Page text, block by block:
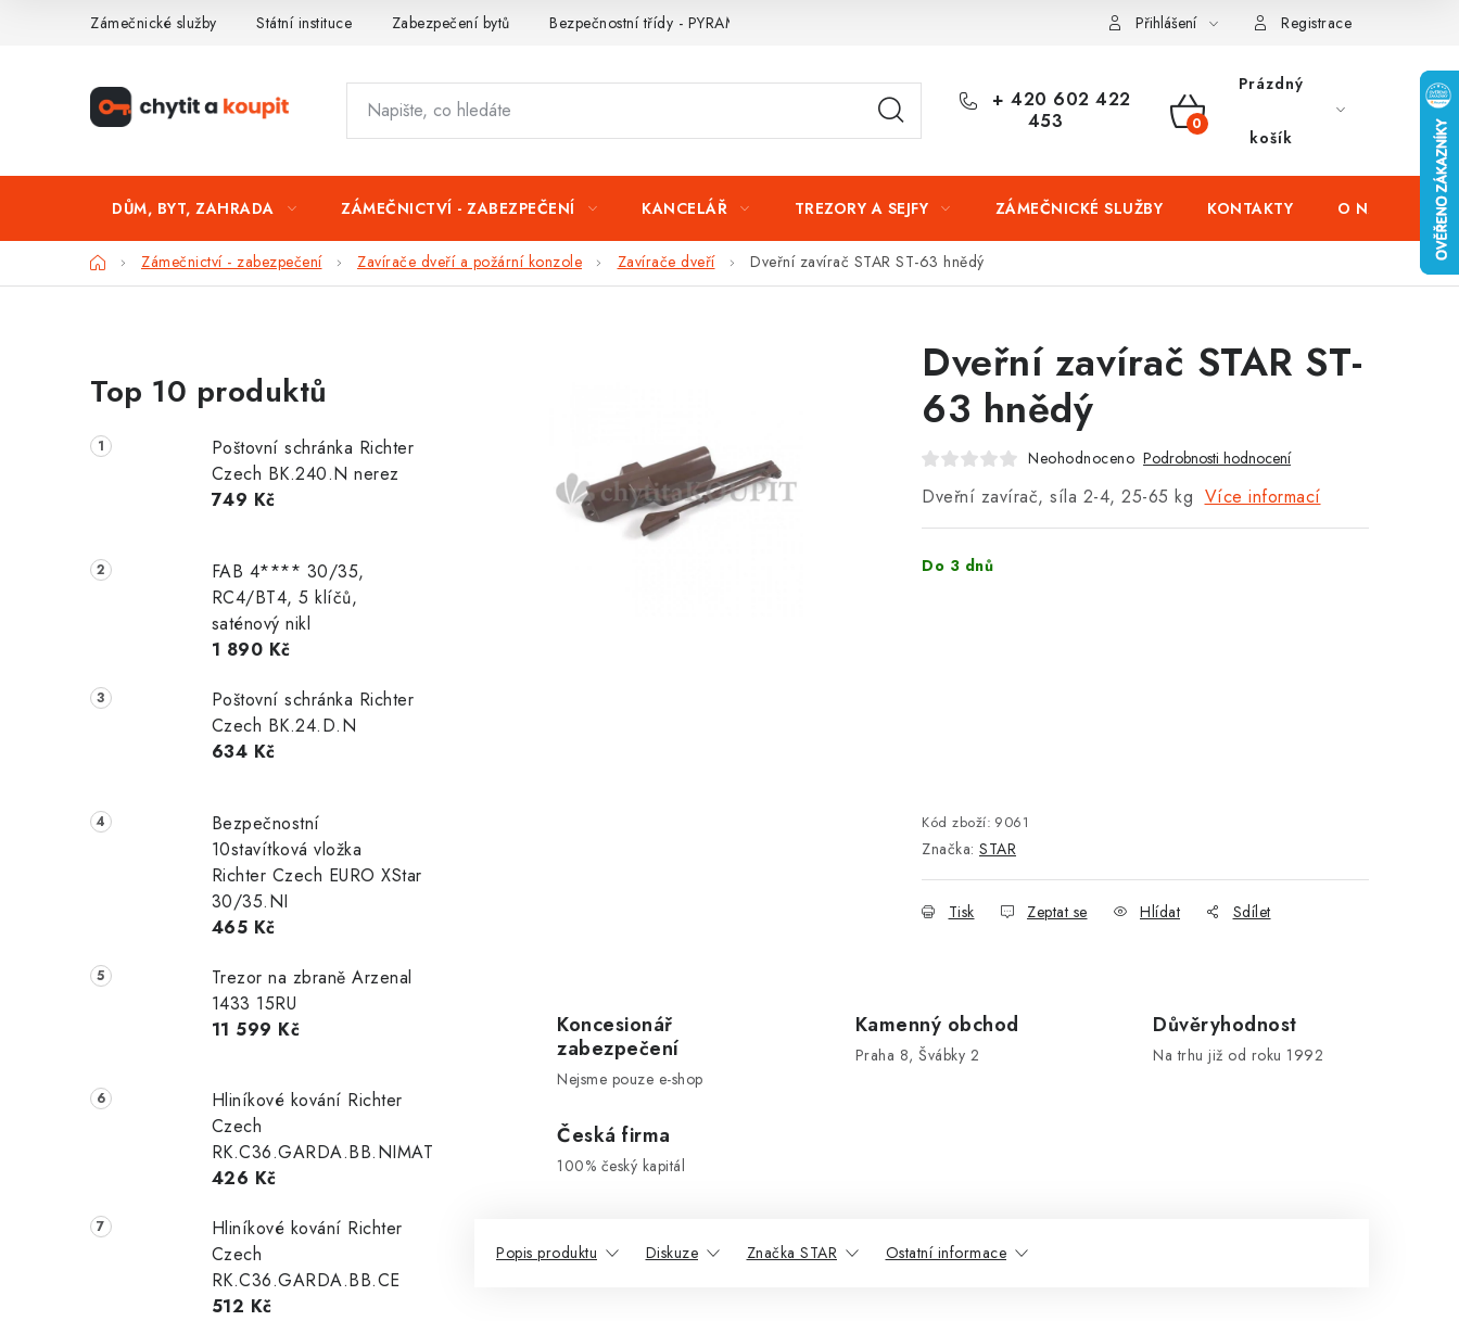
Zámečnické služby Státní instituce Zabezpečení bytů Bezpečnostní třídy - PYRAMIDA BEZPEČNOSTI Zabezpečení firem (administrativních budov) a
Přihlášení Registrace
+ 420 602 422
453
NÁKUPNÍ
Prázdný
košík
DŮM, BYT, ZAHRADA ZÁMEČNICTVÍ - ZABEZPEČENÍ KANCELÁŘ TREZORY A SEJFY ZÁMEČNICKÉ SLUŽBY KONTAKTY O NÁS
DomůZámečnictví - zabezpečení Zavírače dveří a požární konzole Zavírače dveří Dveřní zavírač STAR ST-63 hnědý
o
s
a
í
n
Top 10 produktů
Poštovní schránka Richter
Czech BK.240.N nerez
749 Kč
FAB 4**** 30/35,
RC4/BT4, 5 klíčů,
saténový nikl
1 890 Kč
Poštovní schránka Richter
Czech BK.24.D.N
634 Kč
Bezpečnostní
10stavítková vložka
Richter Czech EURO XStar
30/35.NI
465 Kč
Trezor na zbraně Arzenal
1433 15RU
11 599 Kč
Hliníkové kování Richter
Czech
RK.C36.GARDA.BB.NIMAT
426 Kč
Hliníkové kování Richter
Czech
RK.C36.GARDA.BB.CE
512 Kč
Dveřní zavírač STAR ST-
63 hnědý
Neohodnoceno Podrobnosti hodnocení
Dveřní zavírač, síla 2-4, 25-65 kg Více informací
Do 3 dnů
Kód zboží: 9061
Značka: STAR
Tisk Zeptat se Hlídat Sdílet
Koncesionář
zabezpečení
Nejsme pouze e-shop
Kamenný obchod
Praha 8, Švábky 2
Důvěryhodnost
Na trhu již od roku 1992
Česká firma
100% český kapitál
Popis produktu Diskuze Značka STAR Ostatní informace